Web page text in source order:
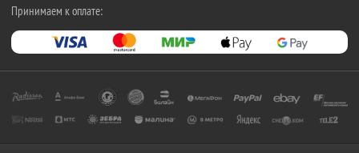
Принимаем к оплате: